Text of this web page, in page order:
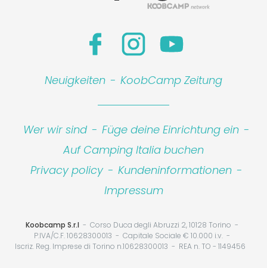
Neuigkeiten - KoobCamp Zeitung
Wer wir sind - Füge deine Einrichtung ein -
Auf Camping Italia buchen
Privacy policy - Kundeninformationen -
Impressum
Koobcamp S.r.l
Corso Duca degli Abruzzi 2, 10128 Torino
P.IVA/C.F. 10628300013
Capitale Sociale € 10.000 i.v.
Iscriz. Reg. Imprese di Torino n.10628300013
REA n. TO - 1149456